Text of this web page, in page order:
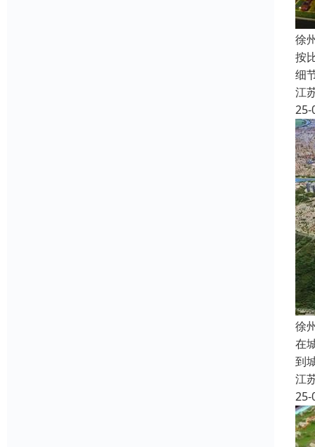
徐
按
细
江
25-
徐
在
到
江
25-